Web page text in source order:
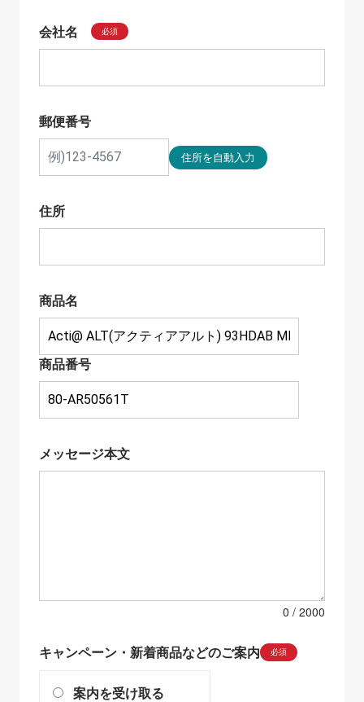
会社名 必須
郵便番号
住所
商品名
商品番号
メッセージ本文
0
キャンペーン・新着商品などのご案内 必須
案内を受け取る